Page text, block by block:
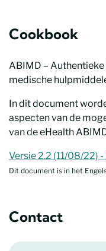
Cookbook
ABIMD –
medische
In dit document
aspecten van de
van de eHealth
ABIMD –
Versie 2.2 (11/08/22) -
Dit document is in het
Contact